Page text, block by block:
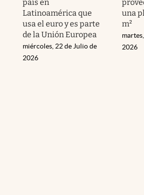
país en
Latinoamérica que
usa el euro y es parte
de la Unión Europea
miércoles, 22 de Julio de
2026
una
m²
2026